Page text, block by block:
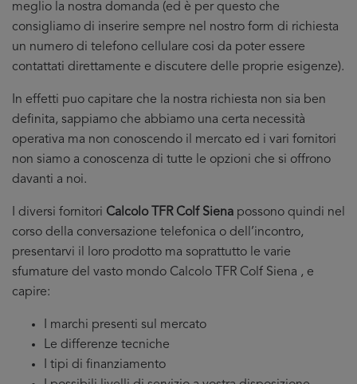
meglio la nostra domanda (ed è per questo che
consigliamo di inserire sempre nel nostro form di richiesta
un numero di telefono cellulare cosi da poter essere
contattati direttamente e discutere delle proprie esigenze).
In effetti puo capitare che la nostra richiesta non sia ben
definita, sappiamo che abbiamo una certa necessità
operativa ma non conoscendo il mercato ed i vari fornitori
non siamo a conoscenza di tutte le opzioni che si offrono
davanti a noi.
I diversi fornitori Calcolo TFR Colf Siena possono quindi nel
corso della conversazione telefonica o dell’incontro,
presentarvi il loro prodotto ma soprattutto le varie
sfumature del vasto mondo Calcolo TFR Colf Siena , e
capire:
I marchi presenti sul mercato
Le differenze tecniche
I tipi di finanziamento